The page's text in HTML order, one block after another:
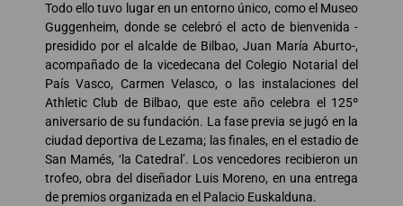
Todo ello tuvo lugar en un entorno único, como el Museo
Guggenheim, donde se celebró el acto de bienvenida -
presidido por el alcalde de Bilbao, Juan María Aburto-,
acompañado de la vicedecana del Colegio Notarial del
País Vasco, Carmen Velasco, o las instalaciones del
Athletic Club de Bilbao, que este año celebra el 125º
aniversario de su fundación. La fase previa se jugó en la
ciudad deportiva de Lezama; las finales, en el estadio de
San Mamés, ‘la Catedral’. Los vencedores recibieron un
trofeo, obra del diseñador Luis Moreno, en una entrega
de premios organizada en el Palacio Euskalduna.